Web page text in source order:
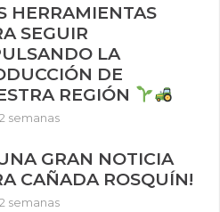
HERRAMIENTAS
SEGUIR
LA
DE
REGIÓN
semanas
GRAN NOTICIA
CAÑADA ROSQUÍN!
semanas